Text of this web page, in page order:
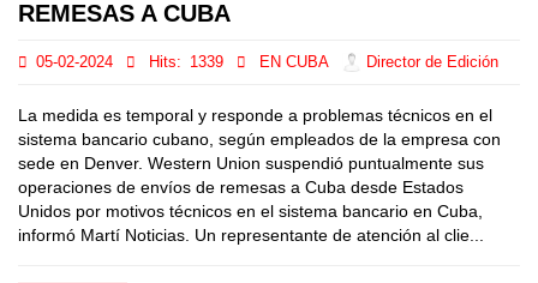
REMESAS A CUBA
05-02-2024 Hits: 1339 EN CUBA Director de Edición
La medida es temporal y responde a problemas técnicos en el
sistema bancario cubano, según empleados de la empresa con
sede en Denver. Western Union suspendió puntualmente sus
operaciones de envíos de remesas a Cuba desde Estados
Unidos por motivos técnicos en el sistema bancario en Cuba,
informó Martí Noticias. Un representante de atención al clie...